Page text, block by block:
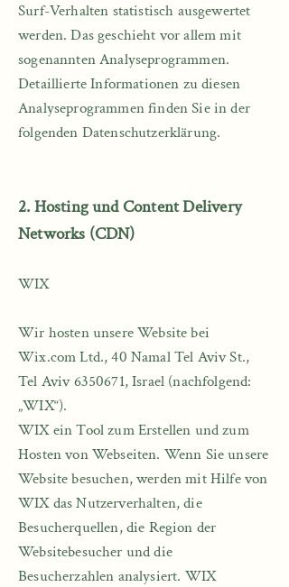
Surf-Verhalten statistisch ausgewertet
werden. Das geschieht vor allem mit
sogenannten Analyseprogrammen.
Detaillierte Informationen zu diesen
Analyseprogrammen finden Sie in der
folgenden Datenschutzerklärung.
2. Hosting und Content Delivery
Networks (CDN)
WIX​
Wir hosten unsere Website bei
Wix.com Ltd., 40 Namal Tel Aviv St.,
Tel Aviv6350671, Israel (nachfolgend:
„WIX“).​​​
WIX ein Tool zum Erstellen und zum
Hosten von Webseiten. Wenn Sie unsere
Website besuchen, werden mit Hilfe von
WIX das Nutzerverhalten, die
Besucherquellen, die Region der
Websitebesucher und die
Besucherzahlen analysiert. WIX